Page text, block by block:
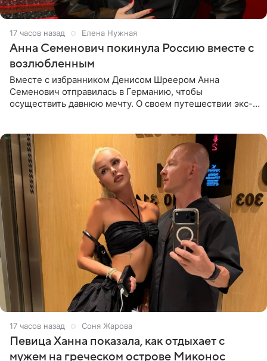
17 часов назад Елена Нужная
Анна Семенович покинула Россию вместе с
возлюбленным
Вместе с избранником Денисом Шреером Анна
Семенович отправилась в Германию, чтобы
осуществить давнюю мечту. О своем путешествии экс-
17 часов назад Соня Жарова
Певица Ханна показала, как отдыхает с
мужем на греческом острове Миконос